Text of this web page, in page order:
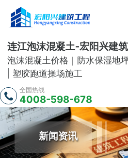
连江泡沫混凝土-宏阳兴建
泡沫混凝土价格｜防水保湿地
| 塑胶跑道操场施工
全国热线
4008-598-678
新闻资讯